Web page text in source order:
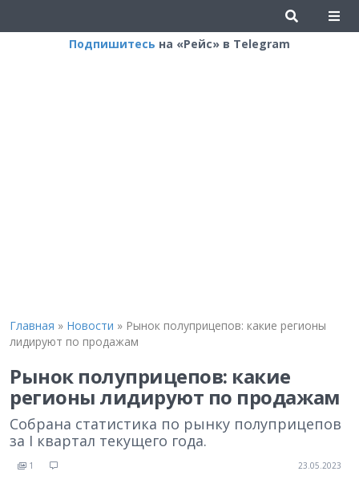
Подпишитесь на «Рейс» в Telegram
Главная » Новости » Рынок полуприцепов: какие регионы
лидируют по продажам
Рынок полуприцепов: какие
регионы лидируют по продажам
Собрана статистика по рынку полуприцепов
за I квартал текущего года.
1 23.05.2023